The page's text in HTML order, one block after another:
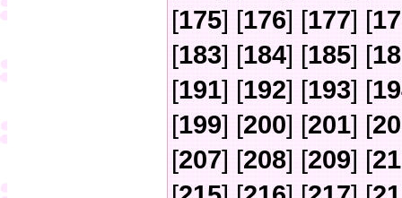
[175] [176] [177] [
[183] [184] [185] [
[191] [192] [193] [
[199] [200] [201] [
[207] [208] [209] [